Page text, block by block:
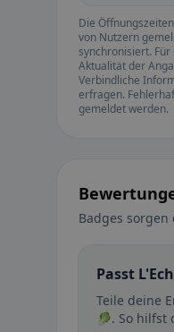
Die
von Nutzern
synchronisiert.
Aktualität der
Verbindliche
erfragen.
gemeldet werden.
Badges
Passt
Teile deine
🥬. So hilfst